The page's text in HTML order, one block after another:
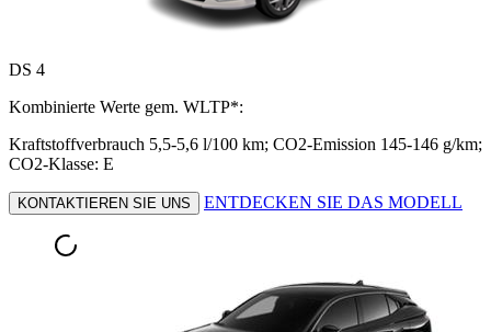
DS 4
Kombinierte Werte gem. WLTP*:
Kraftstoffverbrauch 5,5-5,6 l/100 km; CO2-Emission 145-146 g/km;
CO2-Klasse: E
KONTAKTIEREN SIE UNS ENTDECKEN SIE DAS MODELL